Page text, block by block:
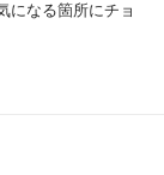
になる箇所にチョ